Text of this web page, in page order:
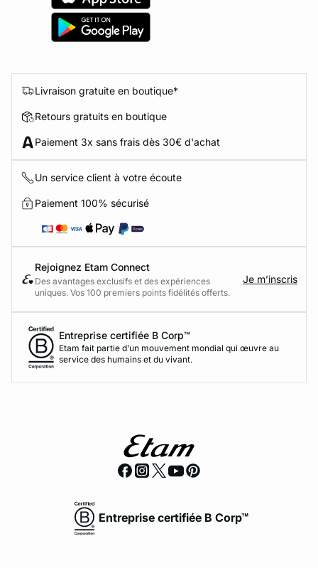
Livraison gratuite en boutique*
Retours gratuits en boutique
Paiement 3x sans frais dès 30€ d'achat
Un service client à votre écoute
Paiement 100% sécurisé
Rejoignez Etam Connect
Des avantages exclusifs et des expériences
uniques. Vos 100 premiers points fidélités offerts.
Je m’inscris
Entreprise certifiée B Corp™
Etam fait partie d’un mouvement mondial qui œuvre au
service des humains et du vivant.
Entreprise certifiée B Corp™